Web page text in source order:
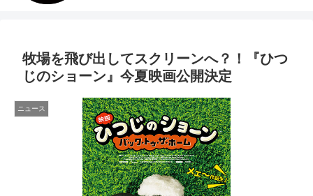
牧場を飛び出してスクリーンへ？！『ひつ
じのショーン』今夏映画公開決定
ニュース